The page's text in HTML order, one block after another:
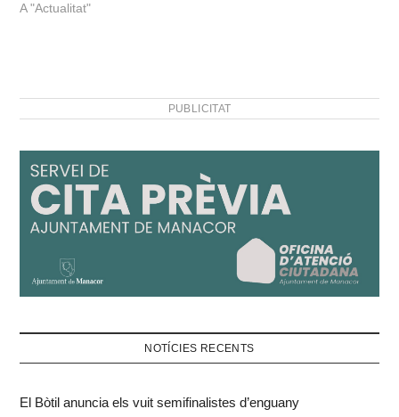
enguany en dissabte i que
comestibles- i…
A "Actualitat"
PUBLICITAT
NOTÍCIES RECENTS
El Bòtil anuncia els vuit semifinalistes d’enguany